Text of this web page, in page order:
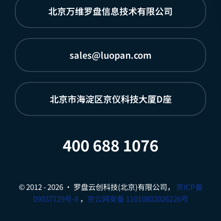
北京万维罗盘信息技术有限公司
sales@luopan.com
北京市海淀区京仪科技大厦D座
400 688 1076
© 2012 - 2026 • 罗盘云创科技(北京)有限公司，
京ICP备
09037729号-8， 京公网安备 11010802026226号